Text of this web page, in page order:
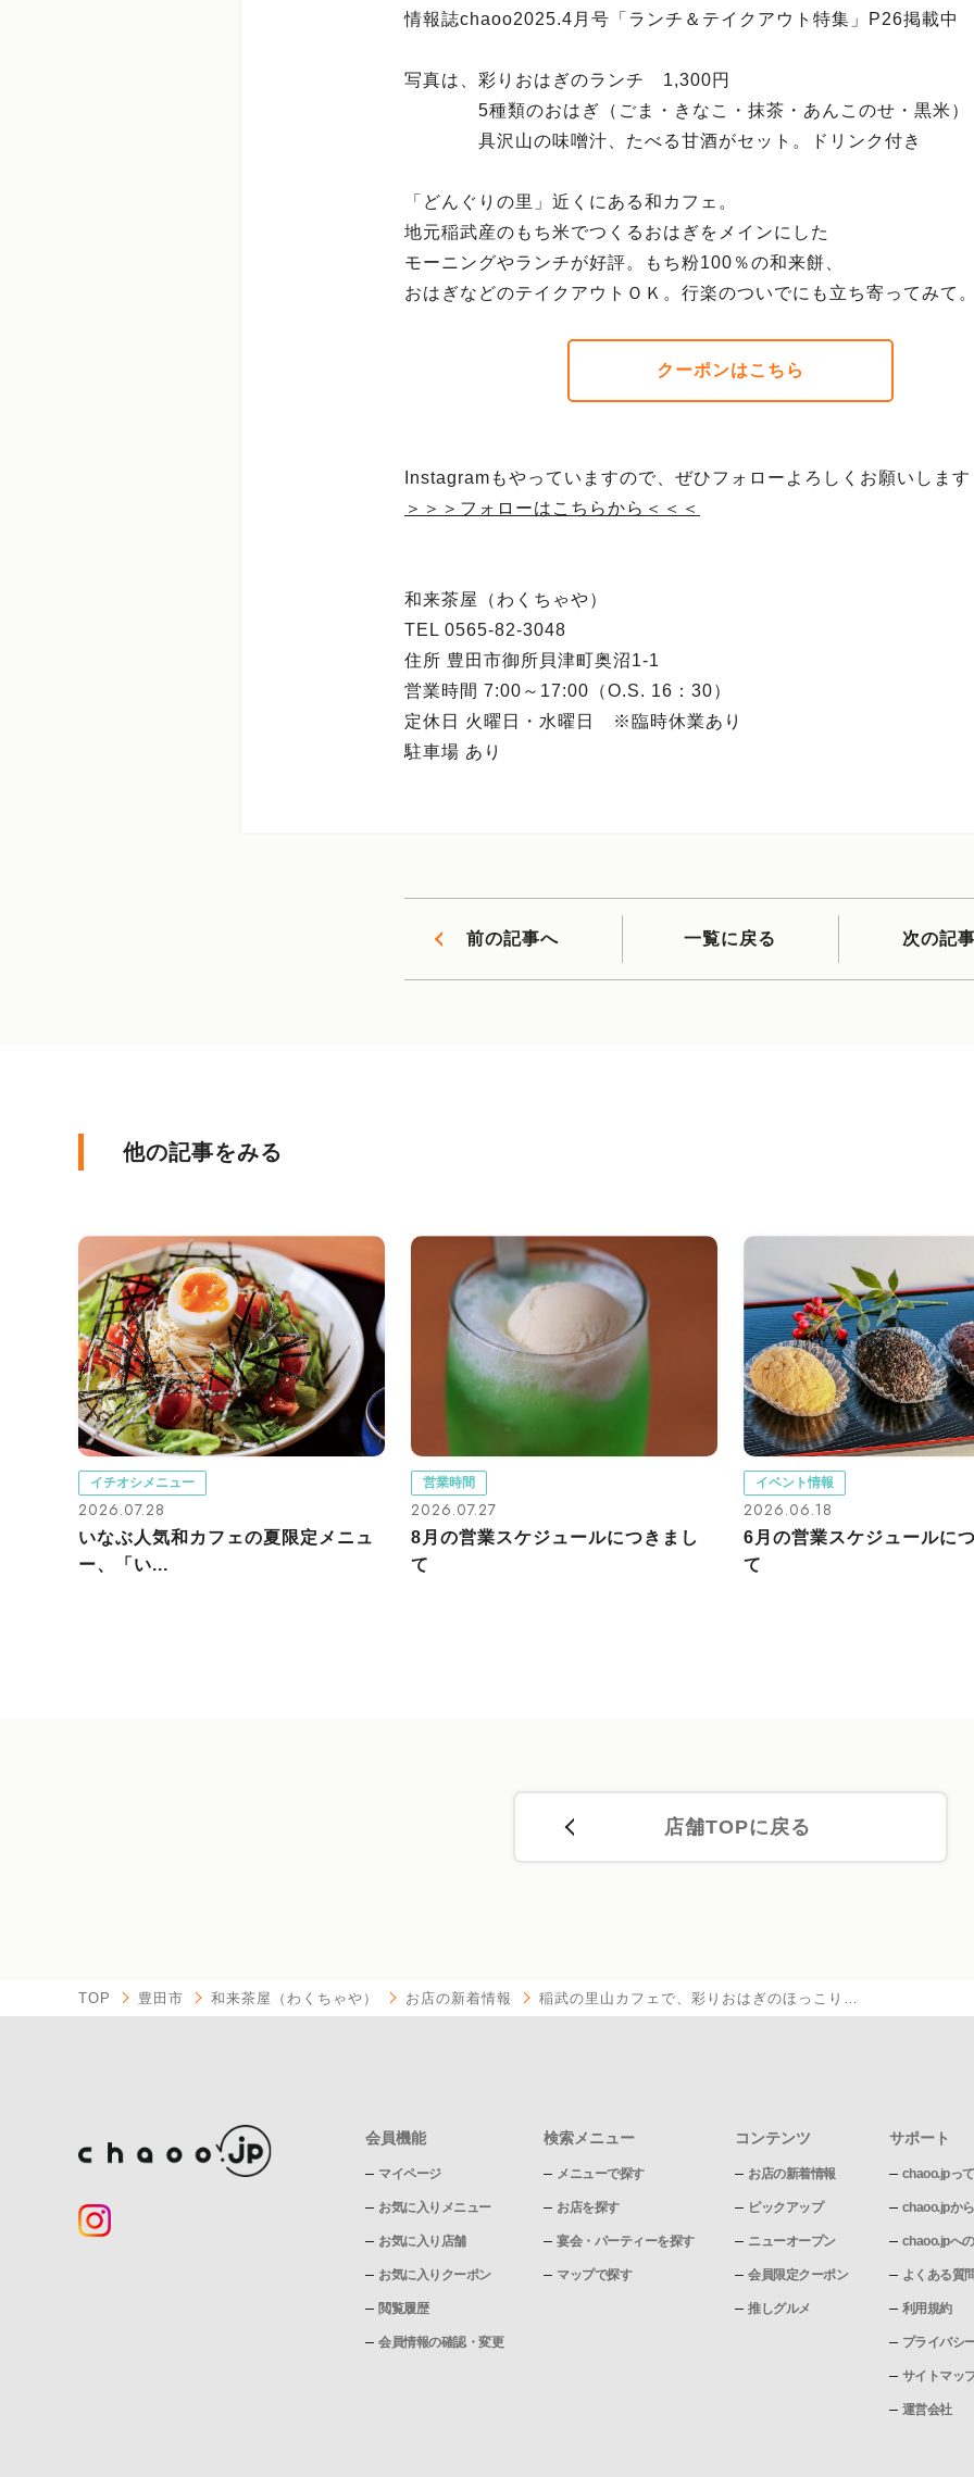
情報誌chaoo2025.4月号「ランチ＆テイクアウト特集」P26掲載中
写真は、彩りおはぎのランチ 1,300円
5種類のおはぎ（ごま・きなこ・抹茶・あんこのせ・黒米）
具沢山の味噌汁、たべる甘酒がセット。ドリンク付き
「どんぐりの里」近くにある和カフェ。
地元稲武産のもち米でつくるおはぎをメインにした
モーニングやランチが好評。もち粉100％の和来餅、
おはぎなどのテイクアウトＯＫ。行楽のついでにも立ち寄ってみて
クーポンはこちら
Instagramもやっていますので、ぜひフォローよろしくお願いしま
＞＞＞フォローはこちらから＜＜＜
和来茶屋（わくちゃや）
TEL 0565-82-3048
住所 豊田市御所貝津町奥沼1-1
営業時間 7:00～17:00（O.S. 16：30）
定休日 火曜日・水曜日 ※臨時休業あり
駐車場 あり
前の記事へ 次の記
一覧に戻る
他の記事をみる
イチオシメニュー
2026.07.28
いなぶ人気和カフェの夏限定メニュ
ー、「い...
営業時間
2026.07.27
8月の営業スケジュールにつきまし
て
イベント情報
2026.06.18
6月の営業スケジュールに
て
店舗TOPに戻る
TOP 豊田市 和来茶屋（わくちゃや） お店の新着情報 稲武の里山カフェで、彩りおはぎのほっこり…
会員機能
マイページ
お気に入りメニュー
お気に入り店舗
お気に入りクーポン
閲覧履歴
会員情報の確認・変更
検索メニュー
メニューで探す
お店を探す
宴会・パーティーを探す
マップで探す
コンテンツ
お店の新着情報
ピックアップ
ニューオープン
会員限定クーポン
推しグルメ
サポート
chaoo.jpっ
chaoo.jpか
chaoo.jpへ
よくある質
利用規約
プライバシ
サイトマッ
運営会社